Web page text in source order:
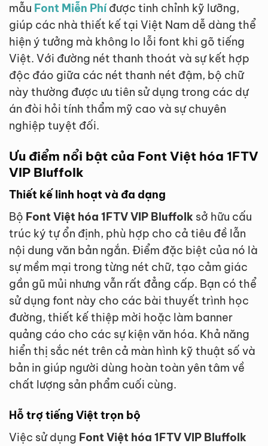
mẫu Font Miễn Phíđược tinh chỉnh kỹ lưỡng,
giúp các nhà thiết kế tại Việt Nam dễ dàng thể
hiện ý tưởng mà không lo lỗi font khi gõ tiếng
Việt. Với đường nét thanh thoát và sự kết hợp
độc đáo giữa các nét thanh nét đậm, bộ chữ
này thường được ưu tiên sử dụng trong các dự
án đòi hỏi tính thẩm mỹ cao và sự chuyên
nghiệp tuyệt đối.
Ưu điểm nổi bật của Font Việt hóa 1FTV
VIP Bluffolk
Thiết kế linh hoạt và đa dạng
Bộ Font Việt hóa 1FTV VIP Bluffolk sở hữu cấu
trúc ký tự ổn định, phù hợp cho cả tiêu đề lẫn
nội dung văn bản ngắn. Điểm đặc biệt của nó là
sự mềm mại trong từng nét chữ, tạo cảm giác
gần gũ mủi nhưng vẫn rất đẳng cấp. Bạn có thể
sử dụng font này cho các bài thuyết trình học
đường, thiết kế thiệp mời hoặc làm banner
quảng cáo cho các sự kiện văn hóa. Khả năng
hiển thị sắc nét trên cả màn hình kỹ thuật số và
bản in giúp người dùng hoàn toàn yên tâm về
chất lượng sản phẩm cuối cùng.
Hỗ trợ tiếng Việt trọn bộ
Việc sử dụng Font Việt hóa 1FTV VIP Bluffolk